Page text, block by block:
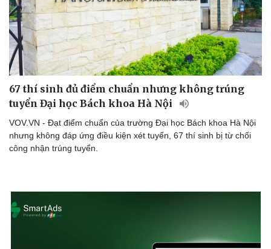
67 thí sinh đủ điểm chuẩn nhưng không trúng
tuyển Đại học Bách khoa Hà Nội
VOV.VN - Đạt điểm chuẩn của trường Đại học Bách khoa Hà Nội
nhưng không đáp ứng điều kiện xét tuyển, 67 thí sinh bị từ chối
công nhận trúng tuyển.